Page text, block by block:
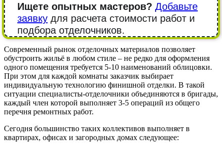
Ищете опытных мастеров? Добавьте
заявку для расчета стоимости работ и
подбора отделочников.
Современный рынок отделочных материалов позволяет
обустроить жильё в любом стиле – не редко для оформления
одного помещения требуется 5-10 наименований облицовки.
При этом для каждой комнаты заказчик выбирает
индивидуальную технологию финишной отделки. В такой
ситуации специалисты-отделочники объединяются в бригады,
каждый член которой выполняет 3-5 операций из общего
перечня ремонтных работ.
Сегодня большинство таких коллективов выполняет в
квартирах, офисах и загородных домах следующее: